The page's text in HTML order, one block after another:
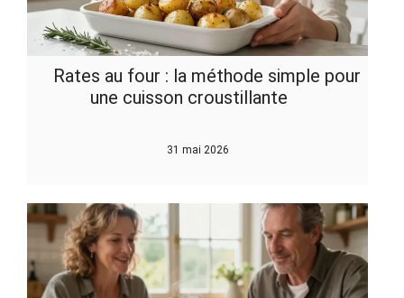
Rates au four : la méthode simple pour
une cuisson croustillante
31 mai 2026